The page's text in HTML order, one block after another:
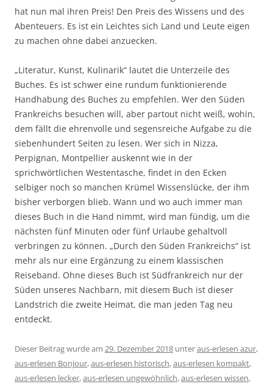
hat nun mal ihren Preis! Den Preis des Wissens und des
Abenteuers. Es ist ein Leichtes sich Land und Leute eigen
zu machen ohne dabei anzuecken.
„Literatur, Kunst, Kulinarik“ lautet die Unterzeile des
Buches. Es ist schwer eine rundum funktionierende
Handhabung des Buches zu empfehlen. Wer den Süden
Frankreichs besuchen will, aber partout nicht weiß, wohin,
dem fällt die ehrenvolle und segensreiche Aufgabe zu die
siebenhundert Seiten zu lesen. Wer sich in Nizza,
Perpignan, Montpellier auskennt wie in der
sprichwörtlichen Westentasche, findet in den Ecken
selbiger noch so manchen Krümel Wissenslücke, der ihm
bisher verborgen blieb. Wann und wo auch immer man
dieses Buch in die Hand nimmt, wird man fündig, um die
nächsten fünf Minuten oder fünf Urlaube gehaltvoll
verbringen zu können. „Durch den Süden Frankreichs“ ist
mehr als nur eine Ergänzung zu einem klassischen
Reiseband. Ohne dieses Buch ist Südfrankreich nur der
Süden unseres Nachbarn, mit diesem Buch ist dieser
Landstrich die zweite Heimat, die man jeden Tag neu
entdeckt.
Dieser Beitrag wurde am 29. Dezember 2018 unteraus-erlesen azur,
aus-erlesen Bonjour,aus-erlesen historisch,aus-erlesen kompakt,
aus-erlesen lecker,aus-erlesen ungewöhnlich,aus-erlesen wissen,